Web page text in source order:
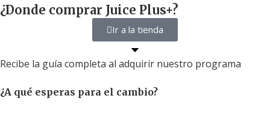
¿Donde comprar Juice Plus+?
Ir a la tienda
Recibe la guía completa al adquirir nuestro programa
¿A qué esperas para el cambio?